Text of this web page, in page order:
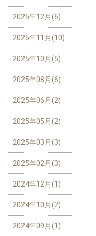
2025年12月(6)
2025年11月(10)
2025年10月(5)
2025年08月(6)
2025年06月(2)
2025年05月(2)
2025年03月(3)
2025年02月(3)
2024年12月(1)
2024年10月(2)
2024年09月(1)